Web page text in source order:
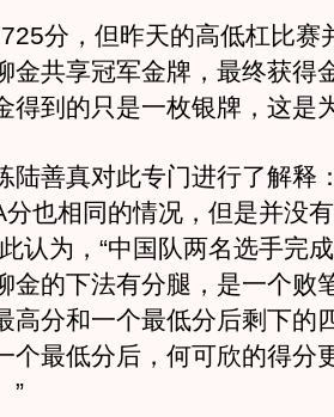
分，但昨天的高低杠比赛
金共享冠军金牌，最终获得
得到的只是一枚银牌，这是
善真对此专门进行了解释
也相同的情况，但是并没
认为，“中国队两名选手完
金的下法有分腿，是一个败
高分和一个最低分后剩下的
个最低分后，何可欣的得分
”